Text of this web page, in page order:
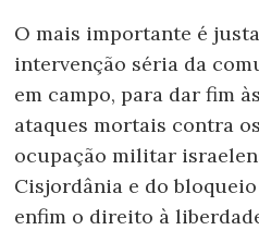
O mais importante é
intervenção séria da
em campo, para dar fim
ataques mortais contra
ocupação militar
Cisjordânia e do
enfim o direito à